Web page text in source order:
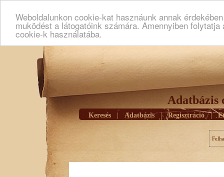
Weboldalunkon cookie-kat hasznáunk annak
muködést a látogatóink számára. Amennyiben
cookie-k használatába.
Adatbázis
Keresés Adatbázis | Regisztráció |